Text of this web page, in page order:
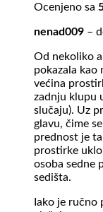
Ocenjeno sa
nenad009 –
Od nekoliko
pokazala kao
većina
zadnju klupu
slučaju). Uz
glavu, čime
prednost je
prostirke
osoba sedne
sedišta.
Iako je ručno